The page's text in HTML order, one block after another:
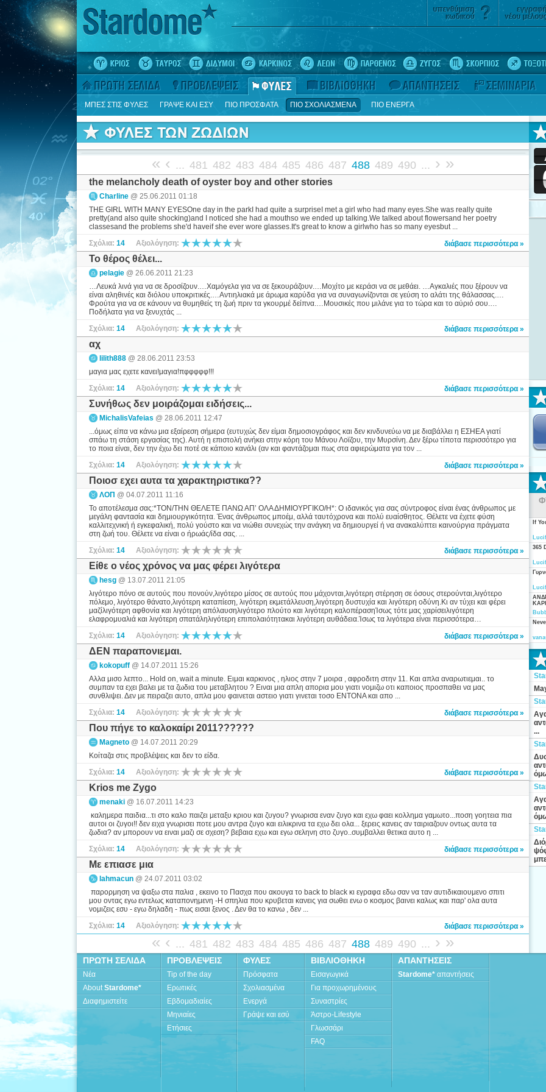
ΜΠΕΣ ΣΤΙΣ ΦΥΛΕΣ ΓΡΑΨΕ ΚΑΙ ΕΣΥ ΠΙΟ ΠΡΟΣΦΑΤΑ ΠΙΟ ΣΧΟΛΙΑΣΜΕΝΑ ΠΙΟ ΕΝΕΡΓΑ
« ‹ ... 481 482 483 484 485 486 487 488 489 490 ... › »
the melancholy death of oyster boy and other stories
Charline @ 25.06.2011 01:18
THE GIRL WITH MANY EYESOne day in the parkI had quite a surpriseI met a girl who had many eyes.She was really quite
pretty(and also quite shocking)and I noticed she had a mouthso we ended up talking.We talked about flowersand her poetry
classesand the problems she'd haveif she ever wore glasses.It's great to know a girlwho has so many eyesbut ...
διάβασε περισσότερα »
Σχόλια: 14 Αξιολόγηση:
Το θέρος θέλει...
pelagie @ 26.06.2011 21:23
…Λευκά λινά για να σε δροσίζουν.…Χαμόγελα για να σε ξεκουράζουν.…Μοχίτο με κεράσι να σε μεθάει. …Αγκαλιές που ξέρουν να
είναι αληθινές και διόλου υποκριτικές.…Αντιηλιακά με άρωμα καρύδα για να συναγωνίζονται σε γεύση το αλάτι της θάλασσας.…
Φρούτα για να σε κάνουν να θυμηθείς τη ζωή πριν τα γκουρμέ δείπνα.…Μουσικές που μιλάνε για το τώρα και το αύριό σου.…
Ποδήλατα για να ξενυχτάς ...
διάβασε περισσότερα »
Σχόλια: 14 Αξιολόγηση:
αχ
lilith888 @ 28.06.2011 23:53
μαγια μας εχετε κανει!μαγια!πφφφφφ!!!
διάβασε περισσότερα »
Σχόλια: 14 Αξιολόγηση:
Συνήθως δεν μοιράζομαι ειδήσεις...
MichalisVafeias @ 28.06.2011 12:47
...όμως είπα να κάνω μια εξαίρεση σήμερα (ευτυχώς δεν είμαι δημοσιογράφος και δεν κινδυνεύω να με διαβάλλει η ΕΣΗΕΑ γιατί
σπάω τη στάση εργασίας της). Αυτή η επιστολή ανήκει στην κόρη του Μάνου Λοϊζου, την Μυρσίνη. Δεν ξέρω τίποτα περισσότερο για
το ποια είναι, δεν την έχω δει ποτέ σε κάποιο κανάλι (αν και φαντάζομαι πως στα αφιερώματα για τον ...
διάβασε περισσότερα »
Σχόλια: 14 Αξιολόγηση:
Ποιοσ εχει αυτα τα χαρακτηριστικα??
ΛΟΠ @ 04.07.2011 11:16
Το αποτέλεσμα σας:*ΤΟΝ/ΤΗΝ ΘΕΛΕΤΕ ΠΑΝΩ ΑΠ’ ΟΛΑ ΔΗΜΙΟΥΡΓΙΚΟ/Η*: Ο ιδανικός για σας σύντροφος είναι ένας άνθρωπος με
μεγάλη φαντασία και δημιουργικότητα. Ένας άνθρωπος μποέμ, αλλά ταυτόχρονα και πολύ ευαίσθητος. Θέλετε να έχετε φύση
καλλιτεχνική ή εγκεφαλική, πολύ γούστο και να νιώθει συνεχώς την ανάγκη να δημιουργεί ή να ανακαλύπτει καινούργια πράγματα
στη ζωή του. Θέλετε να είναι ο ήρωάς/ίδα σας. ...
διάβασε περισσότερα »
Σχόλια: 14 Αξιολόγηση:
Είθε ο νέος χρόνος να μας φέρει λιγότερα
hesg @ 13.07.2011 21:05
λιγότερο πόνο σε αυτούς που πονούν,λιγότερο μίσος σε αυτούς που μάχονται,λιγότερη στέρηση σε όσους στερούνται,λιγότερο
πόλεμο, λιγότερο θάνατο,λιγότερη καταπίεση, λιγότερη εκμετάλλευση,λιγότερη δυστυχία και λιγότερη οδύνη.Κι αν τύχει και φέρει
μαζίλιγότερη αφθονία και λιγότερη απόλαυσηλιγότερο πλούτο και λιγότερη καλοπέρασηΊσως τότε μας χαρίσειλιγότερη
ελαφρομυαλιά και λιγότερη σπατάληλιγότερη επιπολαιότητακαι λιγότερη αυθάδεια.Ίσως τα λιγότερα είναι περισσότερα…
διάβασε περισσότερα »
Σχόλια: 14 Αξιολόγηση:
ΔΕΝ παραπονιεμαι.
kokopuff @ 14.07.2011 15:26
Αλλα μισο λεπτο... Hold on, wait a minute. Ειμαι καρκινος , ηλιος στην 7 μοιρα , αφροδιτη στην 11. Και απλα αναρωτιεμαι.. το
συμπαν τα εχει βαλει με τα ζωδια του μεταβλητου ? Ειναι μια απλη απορια μου γιατι νομιζω οτι καποιος προσπαθει να μας
συνθλιψει. Δεν με πειραζει αυτο, απλα μου φαινεται αστειο γιατι γινεται τοσο ΕΝΤΟΝΑ και απο ...
διάβασε περισσότερα »
Σχόλια: 14 Αξιολόγηση:
Που πήγε το καλοκαίρι 2011??????
Magneto @ 14.07.2011 20:29
Κοίταζα στις προβλέψεις και δεν το είδα.
διάβασε περισσότερα »
Σχόλια: 14 Αξιολόγηση:
Krios me Zygo
menaki @ 16.07.2011 14:23
καλημερα παιδια...τι στο καλο παιζει μεταξυ κριου και ζυγου? γνωρισα εναν ζυγο και εχω φαει κολλημα γαμωτο...ποση γοητεια πια
αυτοι οι ζυγοι!! δεν ειχα γνωρισει ποτε μου αντρα ζυγο και ειλικρινα τα εχω δει ολα... ξερεις κανεις αν ταιριαζουν οντως αυτα τα
ζωδια? αν μπορουν να ειναι μαζι σε σχεση? βεβαια εχω και εγω σεληνη στο ζυγο..συμβαλλει θετικα αυτο η ...
διάβασε περισσότερα »
Σχόλια: 14 Αξιολόγηση:
Mε επιασε μια
lahmacun @ 24.07.2011 03:02
παρορμηση να ψαξω στα παλια , εκεινο το Πασχα που ακουγα το back to black κι εγραφα εδω σαν να ταν αυτιδικαιουμενο σπιτι
μου οντας εγω εντελως καταπονημενη -Η σπηλια που κρυβεται κανεις για σωθει ενω ο κοσμος βαινει καλως και παρ' ολα αυτα
νομιζεις εσυ - εγω δηλαδη - πως εισαι ξενος . Δεν θα το κανω , δεν ...
διάβασε περισσότερα »
Σχόλια: 14 Αξιολόγηση:
« ‹ ... 481 482 483 484 485 486 487 488 489 490 ... › »
If
365
...
ΠΡΩΤΗ ΣΕΛΙΔΑ
Νέα
AboutStardome*
Διαφημιστείτε
ΠΡΟΒΛΕΨΕΙΣ
Tip of the day
Ερωτικές
Εβδομαδιαίες
Μηνιαίες
Ετήσιες
ΦΥΛΕΣ
Πρόσφατα
Σχολιασμένα
Ενεργά
Γράψε και εσύ
ΒΙΒΛΙΟΘΗΚΗ
Εισαγωγικά
Για προχωρημένους
Συναστρίες
Άστρο-Lifestyle
Γλωσσάρι
FAQ
ΑΠΑΝΤΗΣΕΙΣ
Stardome* απαντήσεις